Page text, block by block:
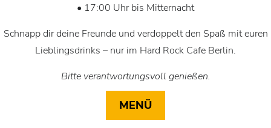
• 17:00 Uhr bis Mitternacht
Schnapp dir deine Freunde und verdoppelt den Spaß mit euren
Lieblingsdrinks – nur im Hard Rock Cafe Berlin.
Bitte verantwortungsvoll genießen.
MENÜ